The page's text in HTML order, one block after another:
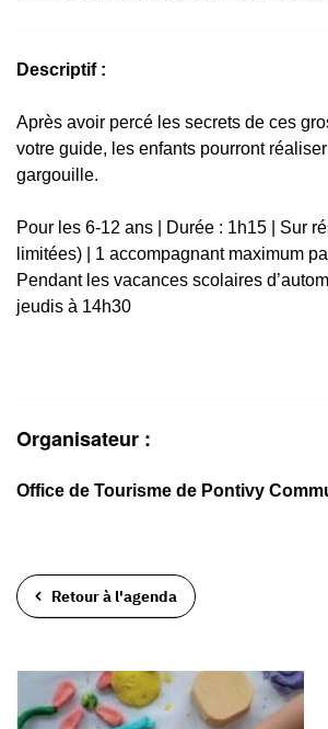
Descriptif :
Après avoir percé les secrets de ces
votre guide, les enfants pourront
gargouille.
Pour les 6-12 ans | Durée : 1h15 | Sur
limitées) | 1 accompagnant maximum
Pendant les vacances scolaires
jeudis à 14h30
Organisateur :
Office de Tourisme de Pontivy
Retour à l'agenda